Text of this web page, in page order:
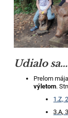
Udialo sa...
Prelom
výletom.
1.Z,
3.A,